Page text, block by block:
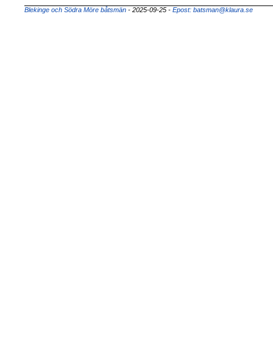
Blekinge och Södra Möre båtsmän - 2025-09-25 - Epost: batsman@klaura.se